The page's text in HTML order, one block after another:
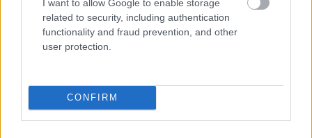
I want to allow Google to enable storage
related to security, including authentication
functionality and fraud prevention, and other
user protection.
CONFIRM